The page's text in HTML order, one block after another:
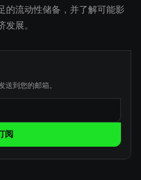
的流动性储备，并了解可能影
展。
送到您的邮箱。
阅